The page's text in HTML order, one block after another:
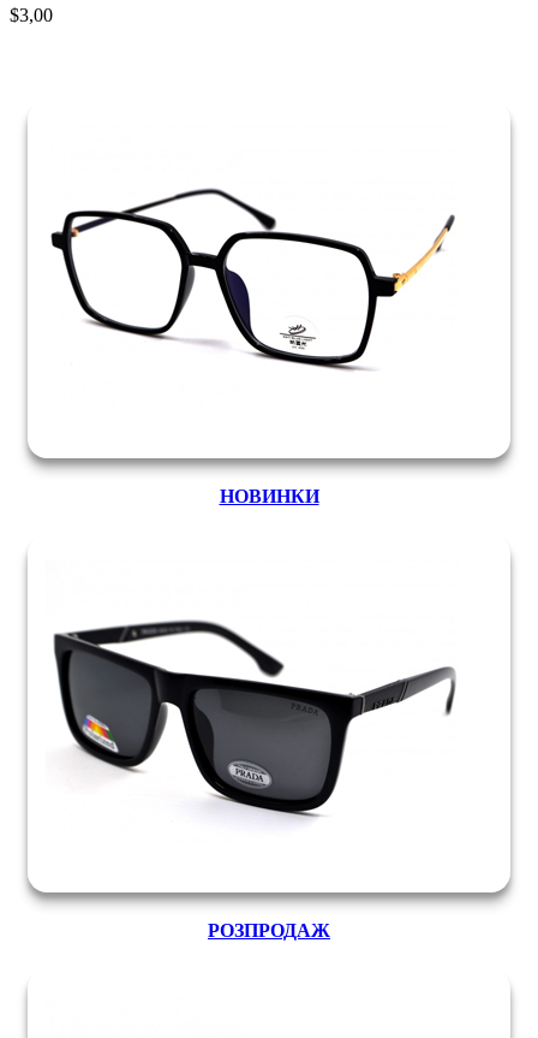
$3,00
НОВИНКИ
РОЗПРОДАЖ